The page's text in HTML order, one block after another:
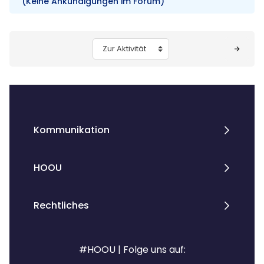
Zur Aktivität
Kommunikation
HOOU
Rechtliches
#HOOU | Folge uns auf: